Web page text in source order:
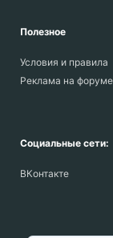
Полезное
Условия и правила
Реклама на форуме
Социальные сети:
ВКонтакте